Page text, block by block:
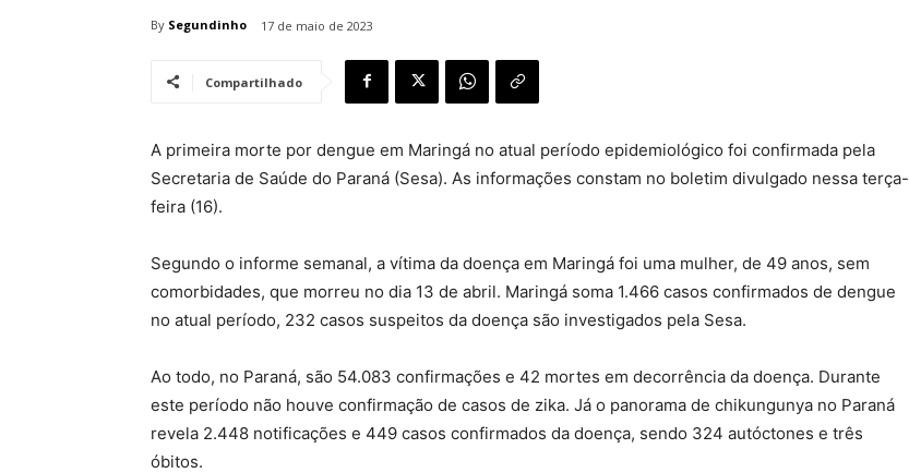
By Segundinho 17 de maio de 2023
Compartilhado
A primeira morte por dengue em Maringá no atual período epidemiológico foi confirmada pela
Secretaria de Saúde do Paraná (Sesa). As informações constam no boletim divulgado nessa terça-
feira (16).
Segundo o informe semanal, a vítima da doença em Maringá foi uma mulher, de 49 anos, sem
comorbidades, que morreu no dia 13 de abril. Maringá soma 1.466 casos confirmados de dengue
no atual período, 232 casos suspeitos da doença são investigados pela Sesa.
Ao todo, no Paraná, são 54.083 confirmações e 42 mortes em decorrência da doença. Durante
este período não houve confirmação de casos de zika. Já o panorama de chikungunya no Paraná
revela 2.448 notificações e 449 casos confirmados da doença, sendo 324 autóctones e três
óbitos.